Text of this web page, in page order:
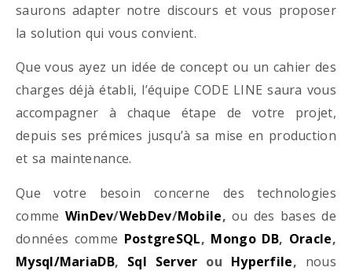
saurons adapter notre discours et vous proposer
la solution qui vous convient.
Que vous ayez un idée de concept ou un cahier des
charges déjà établi, l’équipe CODE LINE saura vous
accompagner à chaque étape de votre projet,
depuis ses prémices jusqu’à sa mise en production
et sa maintenance.
Que votre besoin concerne des technologies
comme WinDev/WebDev/Mobile, ou des bases de
données comme PostgreSQL, Mongo DB, Oracle,
Mysql/MariaDB, Sql Server ou Hyperfile, nous